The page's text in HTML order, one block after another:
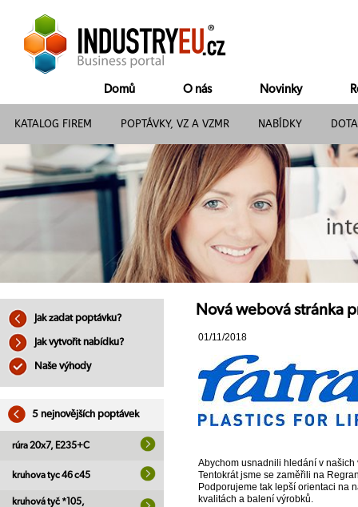
Domů O nás Novinky
KATALOG FIREM POPTÁVKY, VZ A VZMR NABÍDKY
Jak zadat poptávku?
Jak vytvořit nabídku?
Naše výhody
5 nejnovějších poptávek
rúra 20x7, E235+C
kruhova tyc 46 c45
kruhová tyč *105,
Nová webová stránka
01/11/2018
Abychom usnadnili hledání v
Tentokrát jsme se zaměřili na
Podporujeme tak lepší orientaci na
kvalitách a balení výrobků.